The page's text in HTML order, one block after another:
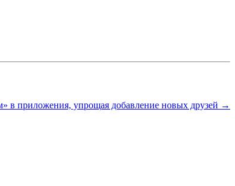
в приложения, упрощая добавление новых друзей →